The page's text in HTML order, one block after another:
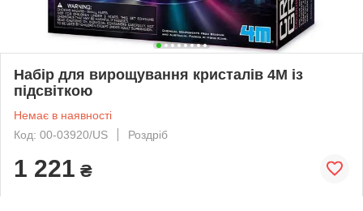
Набір для вирощування кристалів 4M із
підсвіткою
Немає в наявності
Код: 00-03920/US
Роздріб
1 221 ₴